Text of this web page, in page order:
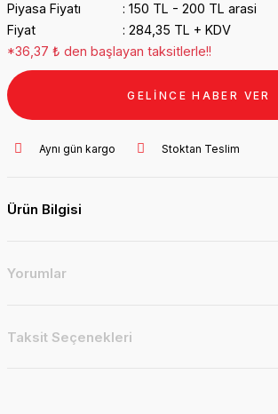
Piyasa Fiyatı
150 TL - 200 TL arasi
Fiyat
284,35 TL + KDV
*36,37 ₺ den başlayan taksitlerle!!
GELİNCE HABER VER
Aynı gün kargo Stoktan Teslim
Ürün Bilgisi
Yorumlar
Taksit Seçenekleri